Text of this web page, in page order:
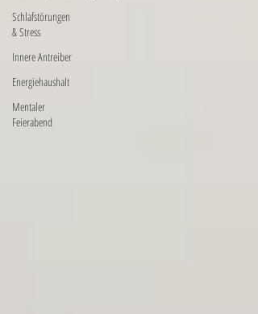
Schlafstörungen
& Stress
Innere Antreiber
Energiehaushalt
Mentaler
Feierabend